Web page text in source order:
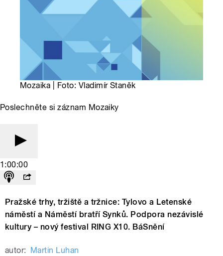
Mozaika | Foto: Vladimír Staněk
Poslechněte si záznam Mozaiky
1:00:00
Pražské trhy, tržiště a tržnice: Tylovo a Letenské
náměstí a Náměstí bratří Synků. Podpora nezávislé
kultury – nový festival RING X10. BáSnění
autor: Martin Luhan